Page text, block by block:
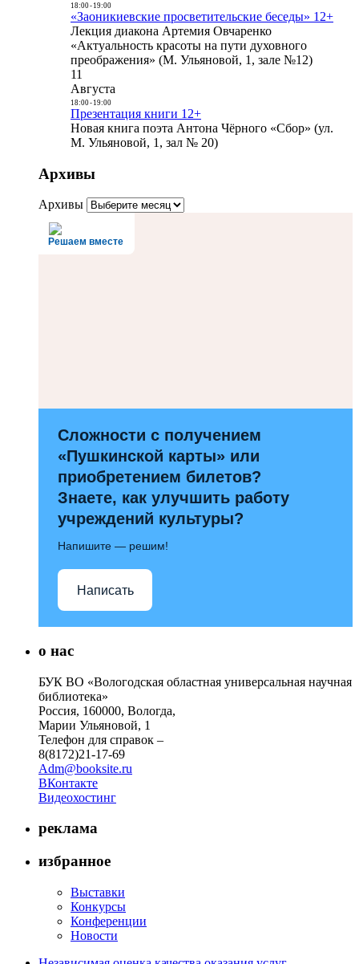
18:00- 19:00
«Заоникиевские просветительские беседы» 12+
Лекция диакона Артемия Овчаренко
«Актуальность красоты на пути духовного
преображения» (М. Ульяновой, 1, зале №12)
11
Августа
18:00- 19:00
Презентация книги 12+
Новая книга поэта Антона Чёрного «Сбор» (ул.
М. Ульяновой, 1, зал № 20)
Архивы
Архивы
Решаем вместе
Сложности с получением
«Пушкинской карты» или
приобретением билетов?
Знаете, как улучшить работу
учреждений культуры?
Напишите — решим!
Написать
о нас
БУК ВО «Вологодская областная универсальная научная
библиотека»
Россия, 160000, Вологда,
Марии Ульяновой, 1
Телефон для справок –
8(8172)21-17-69
Adm@booksite.ru
ВКонтакте
Видеохостинг
реклама
избранное
Выставки
Конкурсы
Конференции
Новости